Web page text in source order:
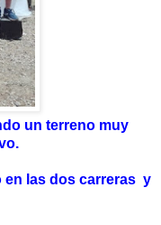
un terreno muy
en las dos carreras y